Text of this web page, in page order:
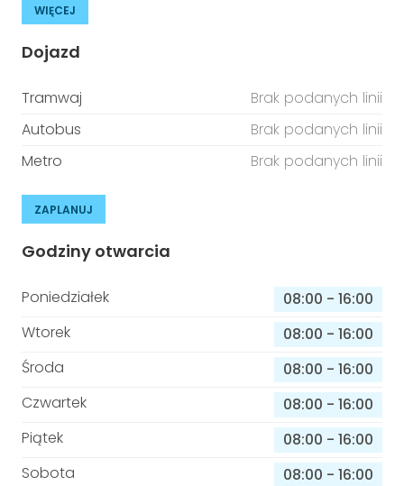
WIĘCEJ
Dojazd
Tramwaj
Brak podanych linii
Autobus
Brak podanych linii
Metro
Brak podanych linii
ZAPLANUJ
Godziny otwarcia
Poniedziałek 08:00 - 16:00
Wtorek
08:00 - 16:00
Środa
08:00 - 16:00
Czwartek
08:00 - 16:00
Piątek
08:00 - 16:00
Sobota
08:00 - 16:00